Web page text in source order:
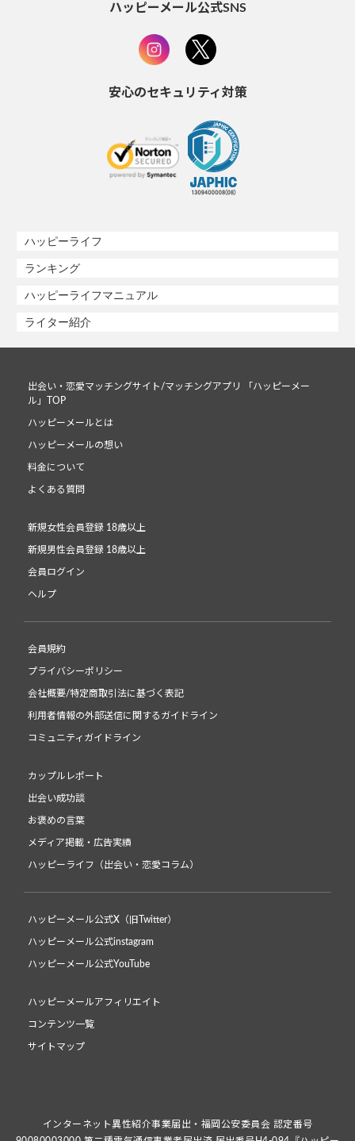
ハッピーメール公式SNS
安心のセキュリティ対策
ハッピーライフ
ランキング
ハッピーライフマニュアル
ライター紹介
出会い・恋愛マッチングサイト/マッチングアプリ 「ハッピーメー
ル」TOP
ハッピーメールとは
ハッピーメールの想い
料金について
よくある質問
新規女性会員登録 18歳以上
新規男性会員登録 18歳以上
会員ログイン
ヘルプ
会員規約
プライバシーポリシー
会社概要/特定商取引法に基づく表記
利用者情報の外部送信に関するガイドライン
コミュニティガイドライン
カップルレポート
出会い成功談
お褒めの言葉
メディア掲載・広告実績
ハッピーライフ（出会い・恋愛コラム）
ハッピーメール公式X（旧Twitter）
ハッピーメール公式instagram
ハッピーメール公式YouTube
ハッピーメールアフィリエイト
コンテンツ一覧
サイトマップ
インターネット異性紹介事業届出・福岡公安委員会 認定番号